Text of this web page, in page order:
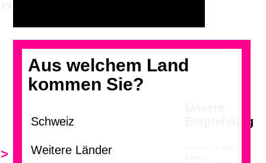
Aus welchem Land
kommen Sie?
<
>
Empfehlung